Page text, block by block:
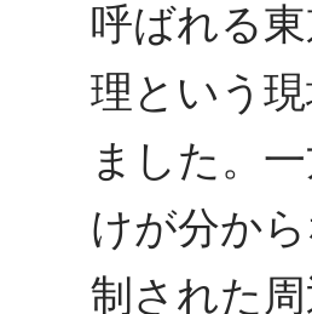
呼ばれる
理という
ました。
けが分か
制された